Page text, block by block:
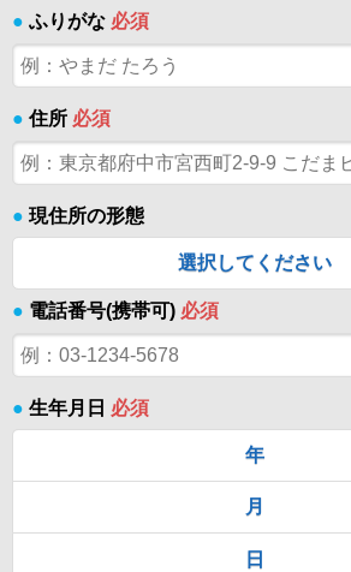
● ふりがな 必須
● 住所 必須
● 現住所の形態
選択してください
● 電話番号(携帯可) 必須
● 生年月日 必須
年
月
日